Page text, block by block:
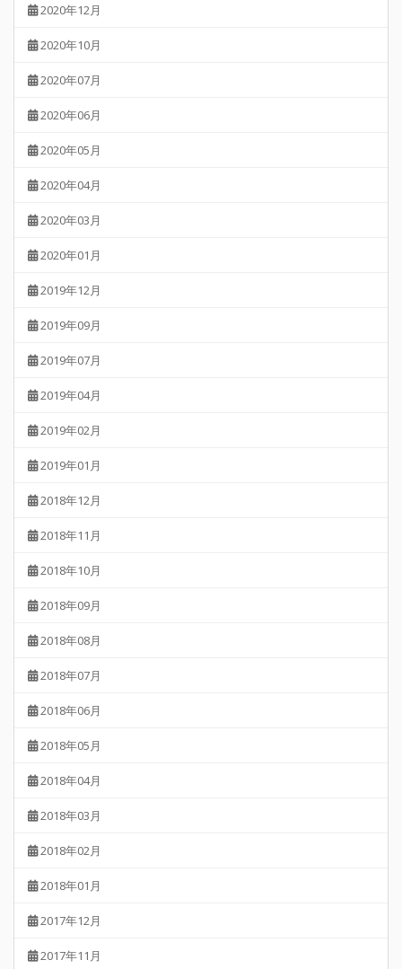
2020年12月
2020年10月
2020年07月
2020年06月
2020年05月
2020年04月
2020年03月
2020年01月
2019年12月
2019年09月
2019年07月
2019年04月
2019年02月
2019年01月
2018年12月
2018年11月
2018年10月
2018年09月
2018年08月
2018年07月
2018年06月
2018年05月
2018年04月
2018年03月
2018年02月
2018年01月
2017年12月
2017年11月